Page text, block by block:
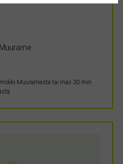
Muuramesta tai max 30 min